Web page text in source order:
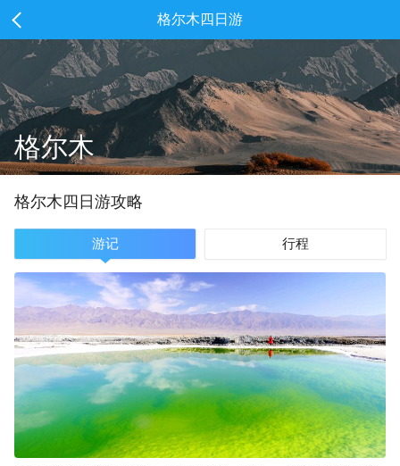
格尔木四日游
格尔木
格尔木 四 日游攻略
游记 行程